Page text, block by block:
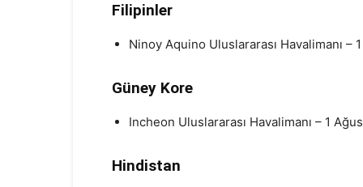
Filipinler
Ninoy Aquino Uluslararası Havalimanı –
Güney Kore
Incheon Uluslararası Havalimanı – 1
Hindistan